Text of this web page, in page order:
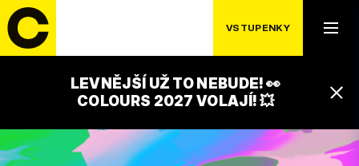
VSTUPENKY
LEVNĚJŠÍ UŽ TO NEBUDE! 👀
COLOURS 2027 VOLAJÍ! 💥